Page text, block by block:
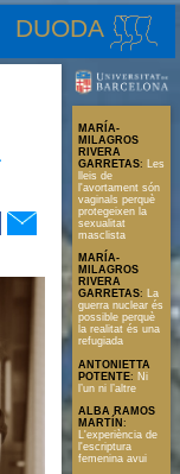
DUODA
MARÍA-
MILAGROS
RIVERA
GARRETAS: Les
lleis de
l'avortament són
vaginals perquè
protegeixen la
sexualitat
masclista
MARÍA-
MILAGROS
RIVERA
GARRETAS: La
guerra nuclear és
possible perquè
la realitat és una
refugiada
ANTONIETTA
POTENTE: Ni
l’un ni l’altre
ALBA RAMOS
MARTÍN :
L'experiència de
l'escriptura
femenina avui